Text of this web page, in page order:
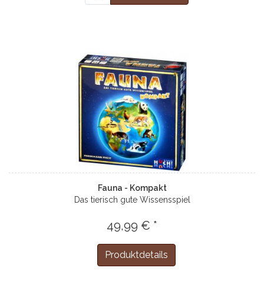
Fauna - Kompakt
Das tierisch gute Wissensspiel
49,99 € *
Produktdetails